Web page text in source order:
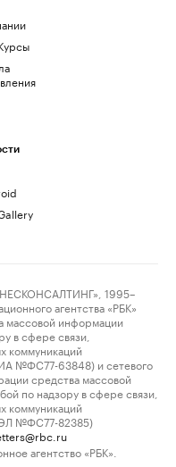
1995–
агентства «РБК»
массовой информации
в сфере связи,
коммуникаций
№ФС77-63848) и сетевого
средства массовой
по надзору в сфере связи,
коммуникаций
ЭЛ №ФС77-82385)
агентство «РБК».